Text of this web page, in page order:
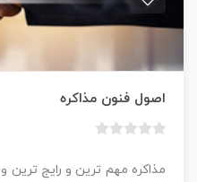
اصول فنون مذاکره
د
مذاكره مهم ترين و رايج ترين